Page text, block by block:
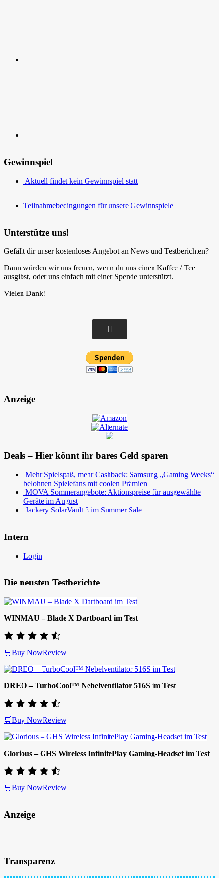
Gewinnspiel
Aktuell findet kein Gewinnspiel statt
Teilnahmebedingungen für unsere Gewinnspiele
Unterstütze uns!
Gefällt dir unser kostenloses Angebot an News und Testberichten?
Dann würden wir uns freuen, wenn du uns einen Kaffee / Tee
ausgibst, oder uns einfach mit einer Spende unterstützt.
Vielen Dank!
Anzeige
Deals – Hier könnt ihr bares Geld sparen
Mehr Spielspaß, mehr Cashback: Samsung „Gaming Weeks“
belohnen Spielefans mit coolen Prämien
MOVA Sommerangebote: Aktionspreise für ausgewählte
Geräte im August
Jackery SolarVault 3 im Summer Sale
Intern
Login
Die neusten Testberichte
WINMAU – Blade X Dartboard im Test
🛒Buy NowReview
DREO – TurboCool™ Nebelventilator 516S im Test
🛒Buy NowReview
Glorious – GHS Wireless InfinitePlay Gaming-Headset im Test
🛒Buy NowReview
Anzeige
Transparenz